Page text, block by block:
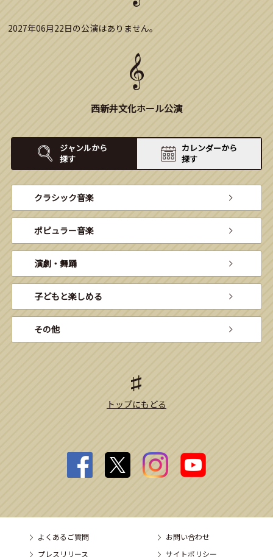
2027年06月22日の公演はありません。
西新井文化ホール公演
ジャンルから
探す
カレンダーから
探す
クラシック音楽
ポピュラー音楽
演劇・舞踊
子どもと楽しめる
その他
トップにもどる
よくあるご質問
お問い合わせ
プレスリリース
サイトポリシー